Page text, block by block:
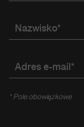
Nazwisko*
Adres e-mail*
* Pole obowiązkowe